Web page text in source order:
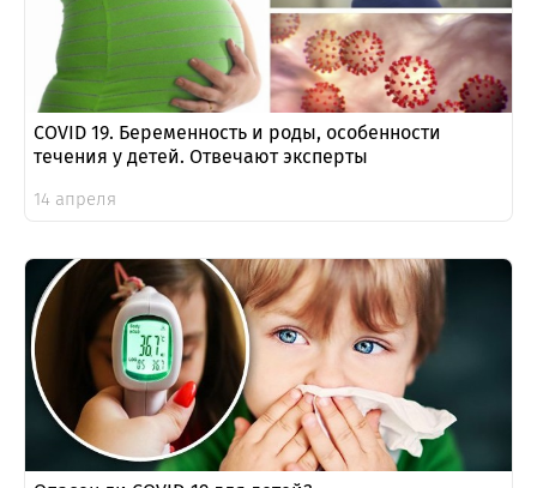
COVID 19. Беременность и роды, особенности
течения у детей. Отвечают эксперты
14 апреля